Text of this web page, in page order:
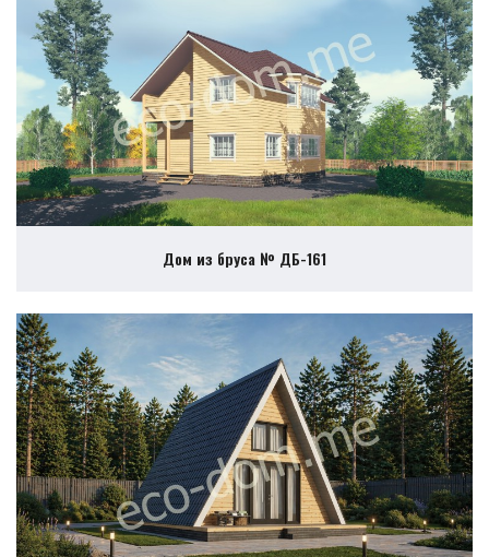
Дом из бруса № ДБ-161